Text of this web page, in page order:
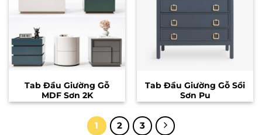
Tab Đầu Giường Gỗ
MDF Sơn 2K
Tab Đầu Giường Gỗ Sồi
Sơn Pu
1 2 3